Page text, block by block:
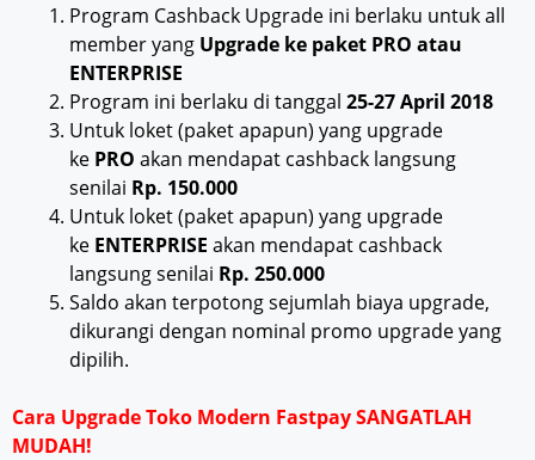
Program Cashback Upgrade ini berlaku untuk all
member yang Upgrade ke paket PRO atau
ENTERPRISE
Program ini berlaku di tanggal 25-27 April 2018
Untuk loket (paket apapun) yang upgrade
ke PRO akan mendapat cashback langsung
senilai Rp. 150.000
Untuk loket (paket apapun) yang upgrade
ke ENTERPRISE akan mendapat cashback
langsung senilai Rp. 250.000
Saldo akan terpotong sejumlah biaya upgrade,
dikurangi dengan nominal promo upgrade yang
dipilih.
Cara Upgrade Toko Modern Fastpay SANGATLAH
MUDAH!